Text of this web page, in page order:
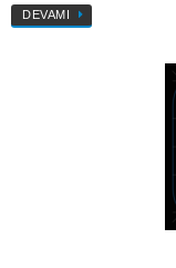
DEVAMI